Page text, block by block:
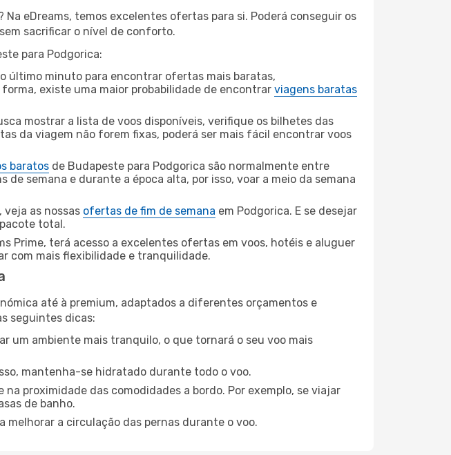
eDreams, temos excelentes ofertas para si. Poderá conseguir os
sacrificar o nível de conforto.
para Podgorica:
último minuto para encontrar ofertas mais baratas,
existe uma maior probabilidade de encontrar viagens baratas
mostrar a lista de voos disponíveis, verifique os bilhetes das
da viagem não forem fixas, poderá ser mais fácil encontrar voos
baratos de Budapeste para Podgorica são normalmente entre
semana e durante a época alta, por isso, voar a meio da semana
as nossas ofertas de fim de semana em Podgorica. E se desejar
total.
Prime, terá acesso a excelentes ofertas em voos, hotéis e aluguer
com mais flexibilidade e tranquilidade.
até à premium, adaptados a diferentes orçamentos e
seguintes dicas:
um ambiente mais tranquilo, o que tornará o seu voo mais
mantenha-se hidratado durante todo o voo.
na proximidade das comodidades a bordo. Por exemplo, se viajar
de banho.
melhorar a circulação das pernas durante o voo.